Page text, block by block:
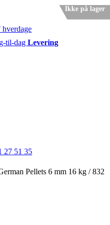
til-dag Levering
27 51 35
Pellets 6 mm 16 kg / 832
Ikke på lager